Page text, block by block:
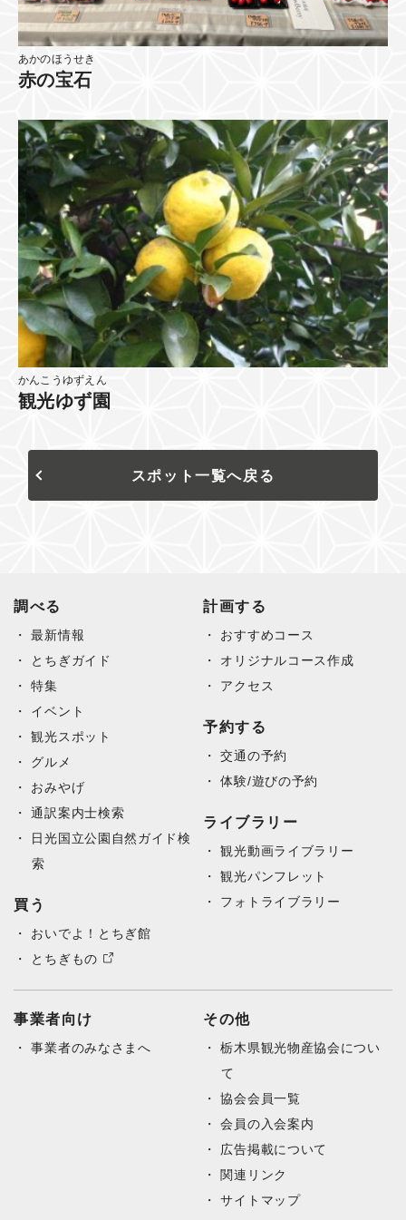
あかのほうせき
赤の宝石
かんこうゆずえん
観光ゆず園
スポット一覧へ戻る
調べる
最新情報
とちぎガイド
特集
イベント
観光スポット
グルメ
おみやげ
通訳案内士検索
日光国立公園自然ガイド検
索
買う
おいでよ！とちぎ館
とちぎもの
計画する
おすすめコース
オリジナルコース作成
アクセス
予約する
交通の予約
体験/遊びの予約
ライブラリー
観光動画ライブラリー
観光パンフレット
フォトライブラリー
事業者向け
事業者のみなさまへ
その他
栃木県観光物産協会につい
て
協会会員一覧
会員の入会案内
広告掲載について
関連リンク
サイトマップ